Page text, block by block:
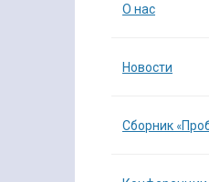
О нас
Новости
Сборник